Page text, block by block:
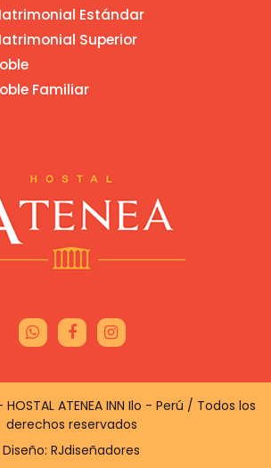
Estándar
Superior
Familiar
ATENEA INN Ilo - Perú / Todos los
derechos reservados
Diseño: RJdiseñadores